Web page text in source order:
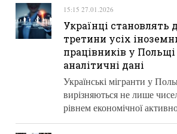
15:15 27.01.2026
Українці становлять
третини усіх
працівників у Польщі
аналітичні дані
Українські мігранти у
вирізняються не лише
рівнем економічної